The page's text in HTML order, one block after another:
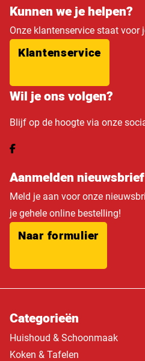
Kunnen we je helpen?
Onze klantenservice staat voor
Klantenservice
Wil je ons volgen?
Blijf op de hoogte via onze
Aanmelden nieuwsbrief
Meld je aan voor onze
je gehele online bestelling!
Naar formulier
Categorieën
Huishoud & Schoonmaak
Koken & Tafelen